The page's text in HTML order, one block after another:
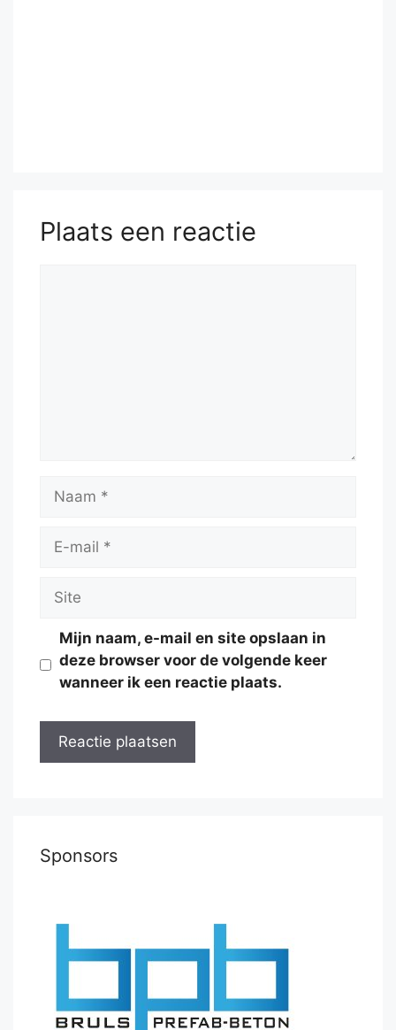
Plaats een reactie
Naam
Site
Mijn naam, e-mail en site opslaan in
deze browser voor de volgende keer
wanneer ik een reactie plaats.
Sponsors